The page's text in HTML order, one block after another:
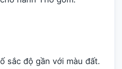
sắc độ gần với màu đất.